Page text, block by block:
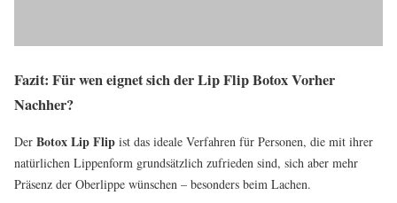
Fazit: Für wen eignet sich der Lip Flip Botox Vorher
Nachher?
Der Botox Lip Flip ist das ideale Verfahren für Personen, die mit ihrer
natürlichen Lippenform grundsätzlich zufrieden sind, sich aber mehr
Präsenz der Oberlippe wünschen – besonders beim Lachen.